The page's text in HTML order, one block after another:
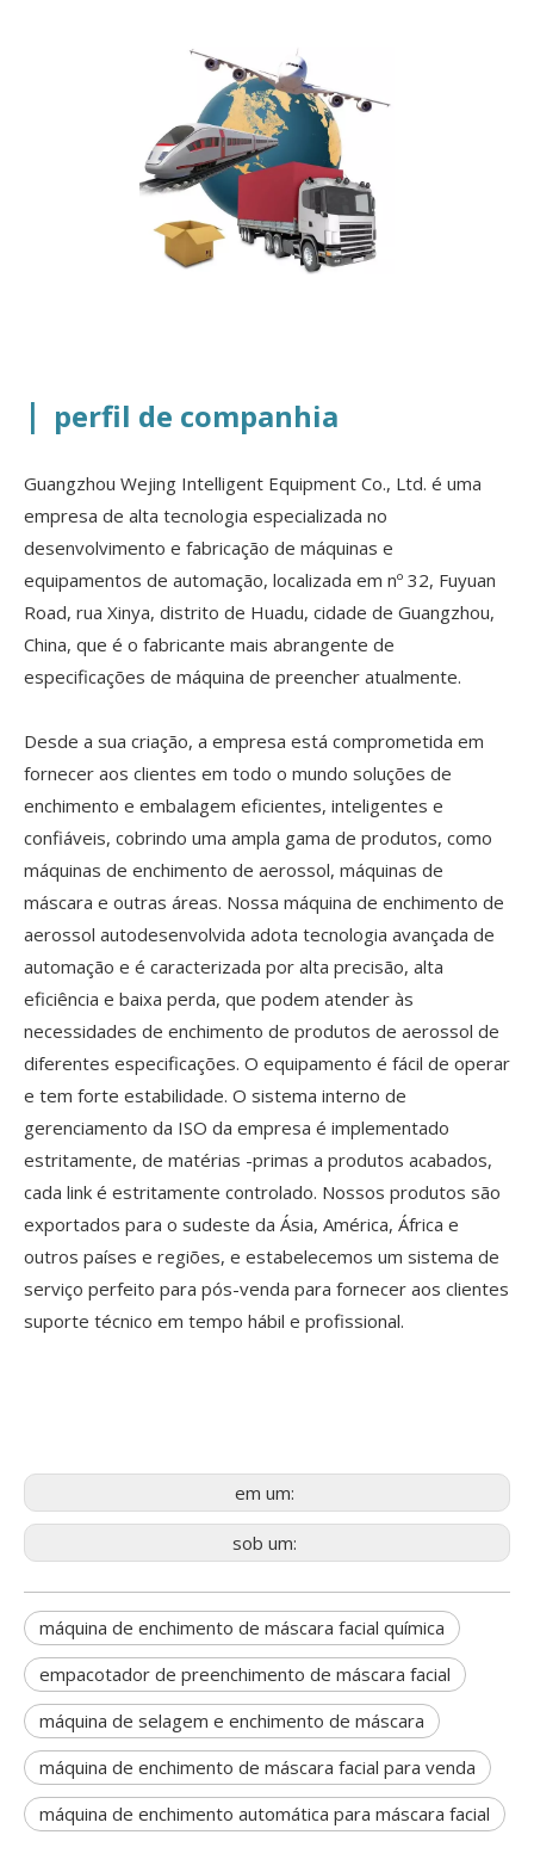
| perfil de companhia
Guangzhou Wejing Intelligent Equipment Co., Ltd. é uma
empresa de alta tecnologia especializada no
desenvolvimento e fabricação de máquinas e
equipamentos de automação, localizada em nº 32, Fuyuan
Road, rua Xinya, distrito de Huadu, cidade de Guangzhou,
China, que é o fabricante mais abrangente de
especificações de máquina de preencher atualmente.
Desde a sua criação, a empresa está comprometida em
fornecer aos clientes em todo o mundo soluções de
enchimento e embalagem eficientes, inteligentes e
confiáveis, cobrindo uma ampla gama de produtos, como
máquinas de enchimento de aerossol, máquinas de
máscara e outras áreas. Nossa máquina de enchimento de
aerossol autodesenvolvida adota tecnologia avançada de
automação e é caracterizada por alta precisão, alta
eficiência e baixa perda, que podem atender às
necessidades de enchimento de produtos de aerossol de
diferentes especificações. O equipamento é fácil de operar
e tem forte estabilidade. O sistema interno de
gerenciamento da ISO da empresa é implementado
estritamente, de matérias -primas a produtos acabados,
cada link é estritamente controlado. Nossos produtos são
exportados para o sudeste da Ásia, América, África e
outros países e regiões, e estabelecemos um sistema de
serviço perfeito para pós-venda para fornecer aos clientes
suporte técnico em tempo hábil e profissional.
em um:
sob um:
máquina de enchimento de máscara facial química
empacotador de preenchimento de máscara facial
máquina de selagem e enchimento de máscara
máquina de enchimento de máscara facial para venda
máquina de enchimento automática para máscara facial